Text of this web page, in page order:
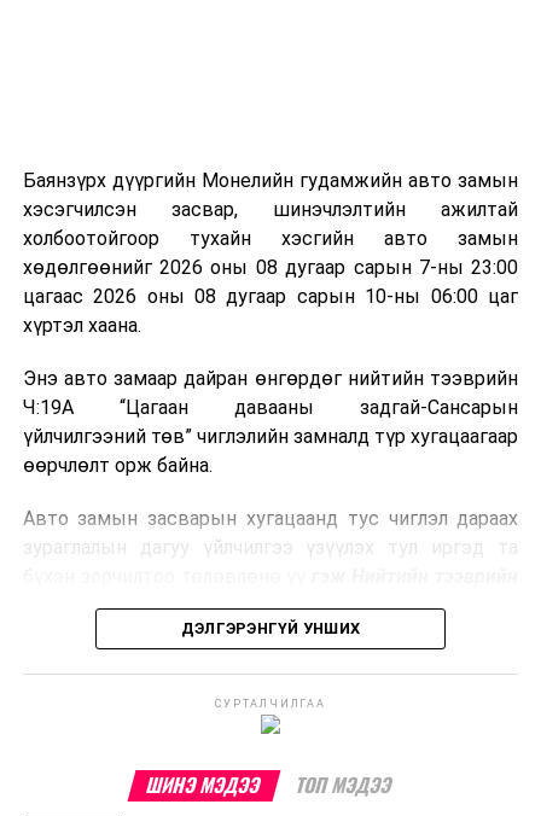
болон дулааны эрчим хүч үйлдвэрлэхэд ашиглаж
болдог. Зарим технологийн хувьд шаталтын дараа
үлдэх үнснээс фосфор зэрэг ашигт эрдсийг сэргээн
авах боломжтой аж.
Япон, Герман, Швейцар, Нидерланд, Өмнөд Солонгос
зэрэг улс лаг хатаах, шатаах технологийг ашиглаж
байна. Тухайлбал, Германд лаг шатаах үйлдвэрээс
гарсан үнснээс фосфор сэргээн авах технологи
ашигладаг бол Нидерландад төвлөрсөн лаг
боловсруулах үйлдвэрүүдээр дулаан, цахилгаан
Ийнхүү лаг хатаах, шатаах технологийг лагийн
улсад өргөн ашиглаж байна.
Баянзүрх дүүргийн Монелийн гудамжийн авто замын
хэсэгчилсэн засвар, шинэчлэлтийн ажилтай
холбоотойгоор тухайн хэсгийн авто замын
хөдөлгөөнийг 2026 оны 08 дугаар сарын 7-ны 23:00
цагаас 2026 оны 08 дугаар сарын 10-ны 06:00 цаг
хүртэл хаана.
Энэ авто замаар дайран өнгөрдөг нийтийн тээврийн
Ч:19А “Цагаан давааны задгай-Сансарын
үйлчилгээний төв” чиглэлийн замналд түр хугацаагаар
өөрчлөлт орж байна.
Авто замын засварын хугацаанд тус чиглэл дараах
зураглалын дагуу үйлчилгээ үзүүлэх тул иргэд та
бодлогын газраас мэдээллээ.
ДЭЛГЭРЭНГҮЙ УНШИХ
СУРТАЛЧИЛГАА
ШИНЭ МЭДЭЭ ТОП МЭДЭЭ